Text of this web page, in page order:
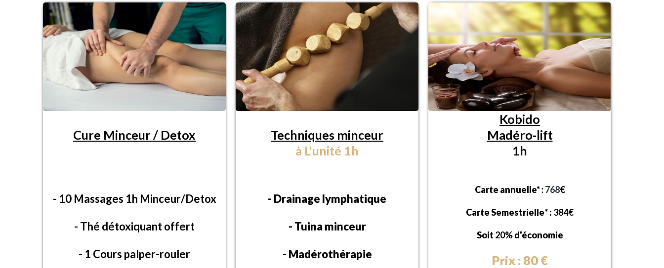
Cure Minceur / Detox
- 10 Massages 1h Minceur/Detox
- Thé détoxiquant offert
- 1 Cours palper-rouler
Techniques minceur
à L'unité 1h
- Drainage lymphatique
- Tuina minceur
- Madérothérapie
Kobido
Madéro-lift
1h
Carte annuelle*:768€
Carte Semestrielle*: 384€
Soit 20%d'économie
Prix : 80 €